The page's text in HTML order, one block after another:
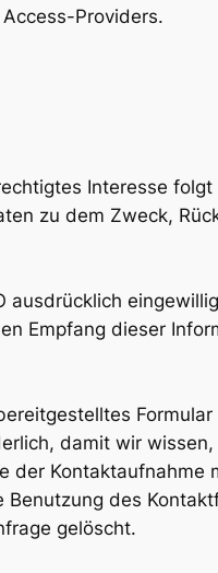
Providers.
Interesse folgt
zu dem Zweck,
ausdrücklich
Empfang dieser
Formular
damit wir
der Kontaktaufnahme
des
gelöscht.